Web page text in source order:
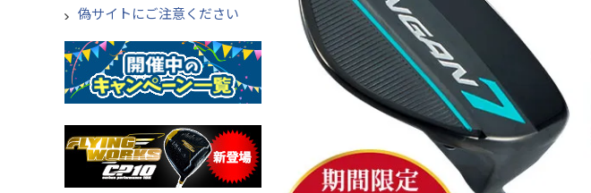
偽サイトにご注意ください